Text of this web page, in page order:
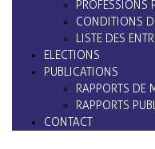
PROFESSIONS
CONDITIONS
LISTE DES
ELECTIONS
PUBLICATIONS
RAPPORTS DE
RAPPORTS
CONTACT